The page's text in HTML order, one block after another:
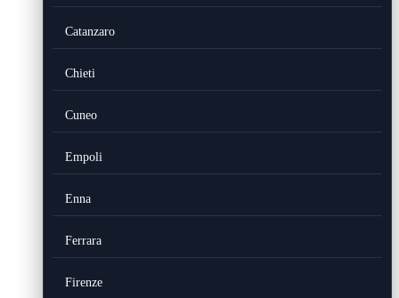
Catanzaro
Chieti
Cuneo
Empoli
Enna
Ferrara
Firenze